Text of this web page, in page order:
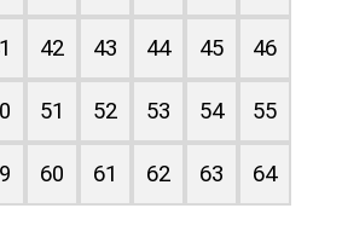
42 43 44 45 46
51 52 53 54 55
60 61 62 63 64